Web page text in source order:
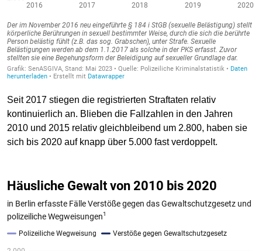
Seit 2017 stiegen die registrierten Straftaten relativ
kontinuierlich an. Blieben die Fallzahlen in den Jahren
2010 und 2015 relativ gleichbleibend um 2.800, haben sie
sich bis 2020 auf knapp über 5.000 fast verdoppelt.